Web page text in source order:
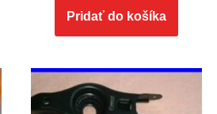
Pridať do košíka